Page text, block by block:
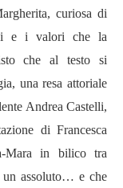
curiosa di
e i valori che la
che al testo si
una resa attoriale
Andrea Castelli,
di Francesca
Mara in bilico tra
un assoluto… e che